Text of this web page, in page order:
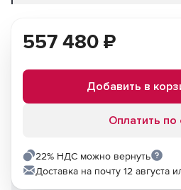
557 480 ₽
Добавить в
Оплатить по
22% НДС можно вернуть
Доставка на почту 12 августа